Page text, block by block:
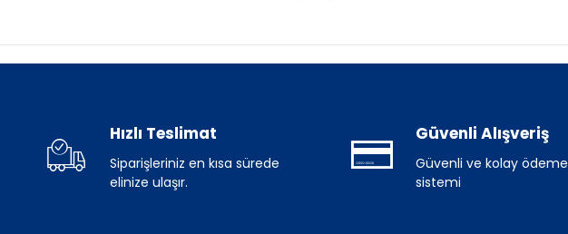
Hızlı Teslimat
Siparişleriniz en kısa sürede
elinize ulaşır.
Güvenli Alışveriş
Güvenli ve kolay ödeme
sistemi